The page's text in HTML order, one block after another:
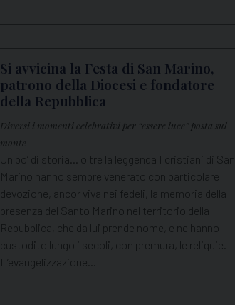
Si avvicina la Festa di San Marino,
patrono della Diocesi e fondatore
della Repubblica
Diversi i momenti celebrativi per “essere luce” posta sul
monte
Un po’ di storia… oltre la leggenda I cristiani di San
Marino hanno sempre venerato con particolare
devozione, ancor viva nei fedeli, la memoria della
presenza del Santo Marino nel territorio della
Repubblica, che da lui prende nome, e ne hanno
custodito lungo i secoli, con premura, le reliquie.
L’evangelizzazione…